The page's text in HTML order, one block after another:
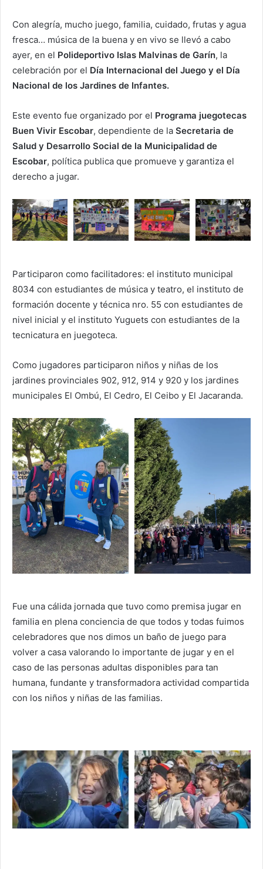
Con alegría, mucho juego, familia, cuidado, frutas y agua
fresca… música de la buena y en vivo se llevó a cabo
ayer, en el Polideportivo Islas Malvinas de Garín, la
celebración por el Día Internacional del Juego y el Día
Nacional de los Jardines de Infantes.
Este evento fue organizado por el Programa juegotecas
Buen Vivir Escobar, dependiente de la Secretaria de
Salud y Desarrollo Social de la Municipalidad de
Escobar, política publica que promueve y garantiza el
derecho a jugar.
Participaron como facilitadores: el instituto municipal
8034 con estudiantes de música y teatro, el instituto de
formación docente y técnica nro. 55 con estudiantes de
nivel inicial y el instituto Yuguets con estudiantes de la
tecnicatura en juegoteca.
Como jugadores participaron niños y niñas de los
jardines provinciales 902, 912, 914 y 920 y los jardines
municipales El Ombú, El Cedro, El Ceibo y El Jacaranda.
Fue una cálida jornada que tuvo como premisa jugar en
familia en plena conciencia de que todos y todas fuimos
celebradores que nos dimos un baño de juego para
volver a casa valorando lo importante de jugar y en el
caso de las personas adultas disponibles para tan
humana, fundante y transformadora actividad compartida
con los niños y niñas de las familias.